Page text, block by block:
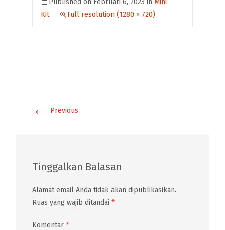
Published on Februari 6, 2023 in Mini
Kit
Full resolution (1280 × 720)
← Previous
Tinggalkan Balasan
Alamat email Anda tidak akan dipublikasikan.
Ruas yang wajib ditandai *
Komentar *